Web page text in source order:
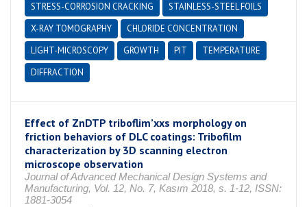
STRESS-CORROSION CRACKING
STAINLESS-STEEL FOILS
X-RAY TOMOGRAPHY
CHLORIDE CONCENTRATION
LIGHT-MICROSCOPY
GROWTH PIT
TEMPERATURE
DIFFRACTION
Effect of ZnDTP triboflim’xxs morphology on
friction behaviors of DLC coatings: Tribofilm
characterization by 3D scanning electron
microscope observation
Journal of Advanced Mechanical Design Systems and
Manufacturing, Vol. 12, No. 7, Kasım 2018, s. 1-12, ISSN:
1881-3054